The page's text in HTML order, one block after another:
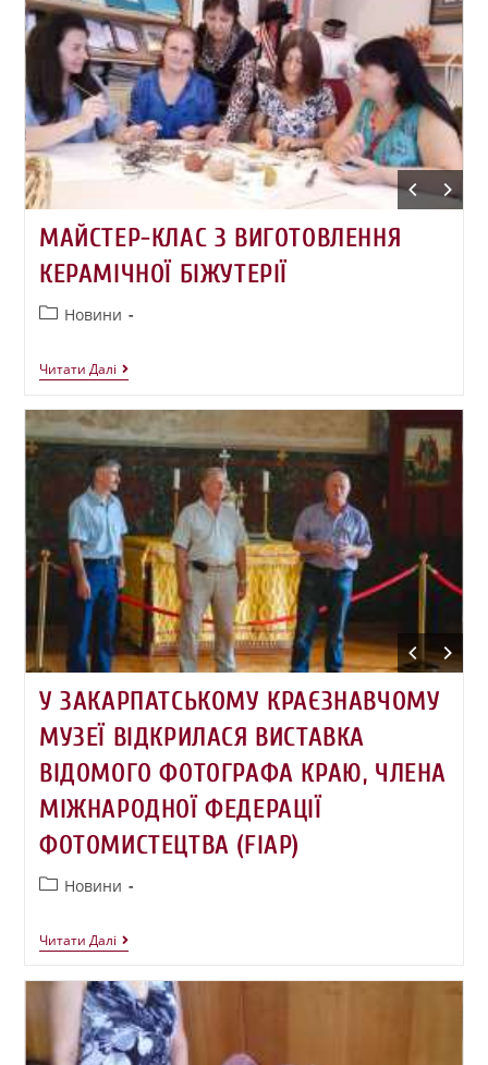
МАЙСТЕР-КЛАС З ВИГОТОВЛЕННЯ
КЕРАМІЧНОЇ БІЖУТЕРІЇ
Новини
Читати Далі
У ЗАКАРПАТСЬКОМУ КРАЄЗНАВЧОМУ
МУЗЕЇ ВІДКРИЛАСЯ ВИСТАВКА
ВІДОМОГО ФОТОГРАФА КРАЮ, ЧЛЕНА
МІЖНАРОДНОЇ ФЕДЕРАЦІЇ
ФОТОМИСТЕЦТВА (FIAP)
Новини
Читати Далі